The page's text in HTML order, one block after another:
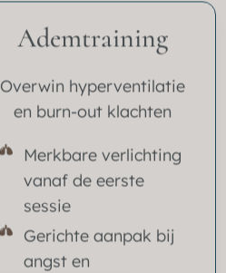
Ademtraining
Overwin hyperventilatie
en burn-out klachten
Merkbare verlichting
vanaf de eerste
sessie
Gerichte aanpak bij
angst en